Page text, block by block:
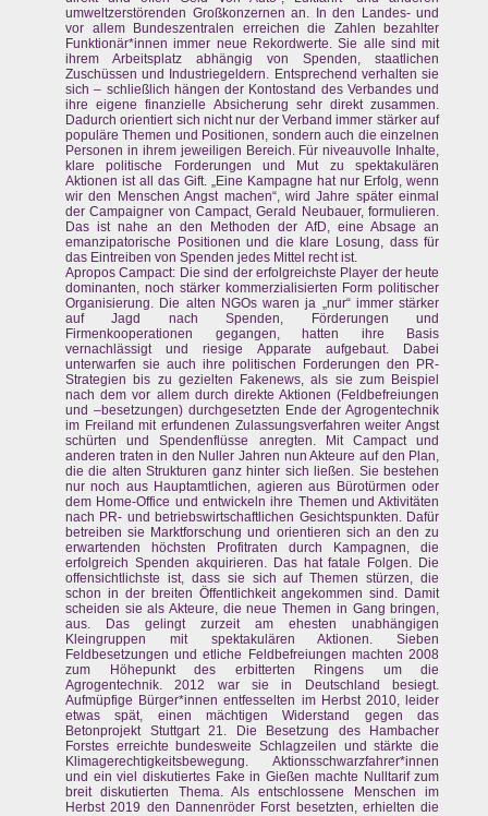
umweltzerstörenden Großkonzernen an. In den Landes- und
vor allem Bundeszentralen erreichen die Zahlen bezahlter
Funktionär*innen immer neue Rekordwerte. Sie alle sind mit
ihrem Arbeitsplatz abhängig von Spenden, staatlichen
Zuschüssen und Industriegeldern. Entsprechend verhalten sie
sich – schließlich hängen der Kontostand des Verbandes und
ihre eigene finanzielle Absicherung sehr direkt zusammen.
Dadurch orientiert sich nicht nur der Verband immer stärker auf
populäre Themen und Positionen, sondern auch die einzelnen
Personen in ihrem jeweiligen Bereich. Für niveauvolle Inhalte,
klare politische Forderungen und Mut zu spektakulären
Aktionen ist all das Gift. „Eine Kampagne hat nur Erfolg, wenn
wir den Menschen Angst machen“, wird Jahre später einmal
der Campaigner von Campact, Gerald Neubauer, formulieren.
Das ist nahe an den Methoden der AfD, eine Absage an
emanzipatorische Positionen und die klare Losung, dass für
das Eintreiben von Spenden jedes Mittel recht ist.
Apropos Campact: Die sind der erfolgreichste Player der heute
dominanten, noch stärker kommerzialisierten Form politischer
Organisierung. Die alten NGOs waren ja „nur“ immer stärker
auf Jagd nach Spenden, Förderungen und
Firmenkooperationen gegangen, hatten ihre Basis
vernachlässigt und riesige Apparate aufgebaut. Dabei
unterwarfen sie auch ihre politischen Forderungen den PR-
Strategien bis zu gezielten Fakenews, als sie zum Beispiel
nach dem vor allem durch direkte Aktionen (Feldbefreiungen
und –besetzungen) durchgesetzten Ende der Agrogentechnik
im Freiland mit erfundenen Zulassungsverfahren weiter Angst
schürten und Spendenflüsse anregten. Mit Campact und
anderen traten in den Nuller Jahren nun Akteure auf den Plan,
die die alten Strukturen ganz hinter sich ließen. Sie bestehen
nur noch aus Hauptamtlichen, agieren aus Bürotürmen oder
dem Home-Office und entwickeln ihre Themen und Aktivitäten
nach PR- und betriebswirtschaftlichen Gesichtspunkten. Dafür
betreiben sie Marktforschung und orientieren sich an den zu
erwartenden höchsten Profitraten durch Kampagnen, die
erfolgreich Spenden akquirieren. Das hat fatale Folgen. Die
offensichtlichste ist, dass sie sich auf Themen stürzen, die
schon in der breiten Öffentlichkeit angekommen sind. Damit
scheiden sie als Akteure, die neue Themen in Gang bringen,
aus. Das gelingt zurzeit am ehesten unabhängigen
Kleingruppen mit spektakulären Aktionen. Sieben
Feldbesetzungen und etliche Feldbefreiungen machten 2008
zum Höhepunkt des erbitterten Ringens um die
Agrogentechnik. 2012 war sie in Deutschland besiegt.
Aufmüpfige Bürger*innen entfesselten im Herbst 2010, leider
etwas spät, einen mächtigen Widerstand gegen das
Betonprojekt Stuttgart 21. Die Besetzung des Hambacher
Forstes erreichte bundesweite Schlagzeilen und stärkte die
Klimagerechtigkeitsbewegung. Aktionsschwarzfahrer*innen
und ein viel diskutiertes Fake in Gießen machte Nulltarif zum
breit diskutierten Thema. Als entschlossene Menschen im
Herbst 2019 den Dannenröder Forst besetzten, erhielten die